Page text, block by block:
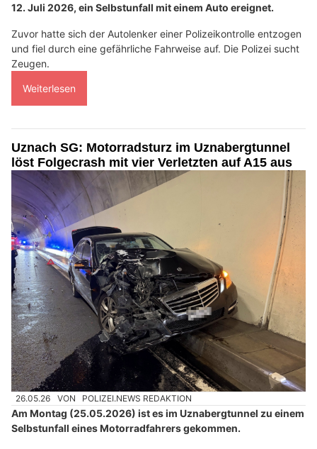
12. Juli 2026, ein Selbstunfall mit einem Auto ereignet.
Zuvor hatte sich der Autolenker einer Polizeikontrolle entzogen
und fiel durch eine gefährliche Fahrweise auf. Die Polizei sucht
Zeugen.
Weiterlesen
Uznach SG: Motorradsturz im Uznabergtunnel
löst Folgecrash mit vier Verletzten auf A15 aus
26.05.26 VON POLIZEI.NEWS REDAKTION
Am Montag (25.05.2026) ist es im Uznabergtunnel zu einem
Selbstunfall eines Motorradfahrers gekommen.